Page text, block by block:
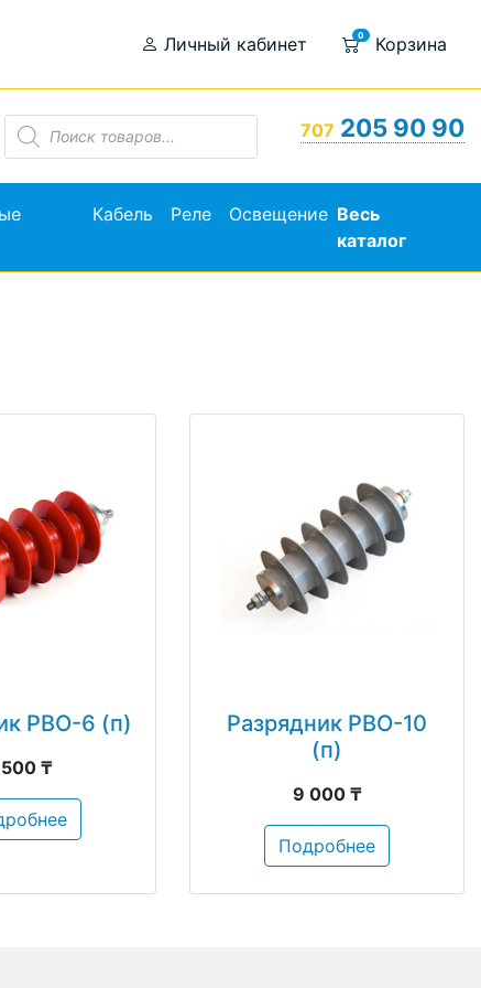
Личный кабинет 0 Корзина
Поиск
товаров
707 205 90 90
Кабель Реле Освещение Весь
каталог
РВО-6 (п)
₸
Разрядник РВО-10
(п)
9 000 ₸
Подробнее